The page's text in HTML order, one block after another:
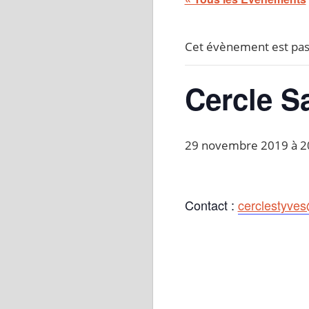
Cet évènement est
Cercle
29 novembre 2019 à
Contact :